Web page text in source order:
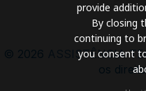
provide
By closing
continuing to
you consent
© 2026 ASSISTÊNCIA
os